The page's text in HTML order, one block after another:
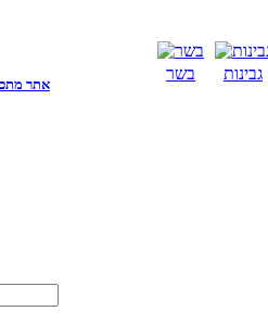
אתר
בשר גבינות